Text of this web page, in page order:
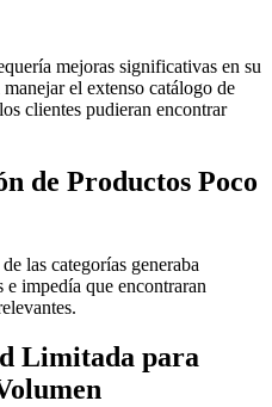
mejoras significativas en su
el extenso catálogo de
clientes pudieran encontrar
de Productos Poco
las categorías generaba
impedía que encontraran
Limitada para